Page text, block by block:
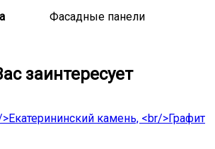
Фасадные панели
заинтересует